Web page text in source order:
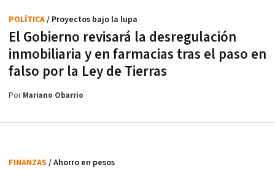
El Gobierno revisará la desregulación
inmobiliaria y en farmacias tras el paso en
falso por la Ley de Tierras
POLÍTICA/ Proyectos bajo la lupa
PorMariano Obarrio
FINANZAS / Ahorro en pesos